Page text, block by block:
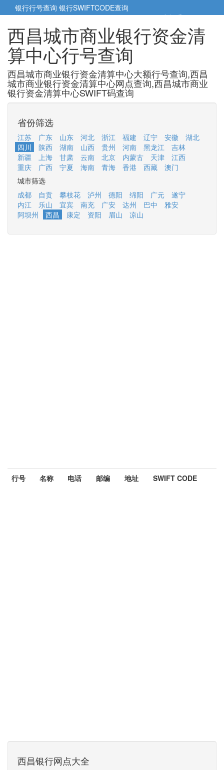
银行行号查询 银行SWIFTCODE查询
5cm小帮手5cm.cn
西昌城市商业银行资金清
算中心行号查询
西昌城市商业银行资金清算中心大额行号查询,西昌
城市商业银行资金清算中心网点查询,西昌城市商业
银行资金清算中心SWIFT码查询
省份筛选
江苏 广东 山东 河北 浙江 福建 辽宁 安徽
湖北
四川
陕西 湖南 山西 贵州 河南 黑龙江
吉林
新疆
上海 甘肃 云南 北京 内蒙古 天津
江西
重庆
广西 宁夏 海南 青海 香港 西藏
澳门
城市筛选
成都
自贡 攀枝花 泸州 德阳 绵阳 广元
遂宁
内江
乐山 宜宾 南充 广安 达州 巴中
雅安
阿坝州
西昌 康定 资阳 眉山 凉山
行号 名称 电话 邮编 地址 SWIFT CODE
西昌银行网点大全